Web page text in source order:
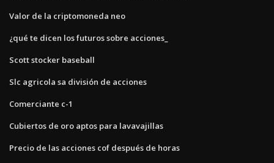
Valor de la criptomoneda neo
¿qué te dicen los futuros sobre acciones_
Scott stocker baseball
Slc agricola sa división de acciones
Comerciante c-1
Cubiertos de oro aptos para lavavajillas
Precio de las acciones cof después de horas